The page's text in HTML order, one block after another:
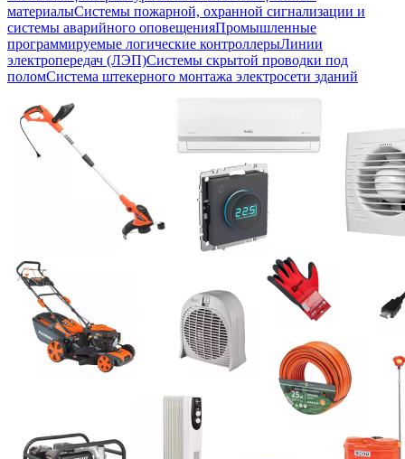
материалыСистемы пожарной, охранной сигнализации и
системы аварийного оповещенияПромышленные
программируемые логические контроллерыЛинии
электропередач (ЛЭП)Системы скрытой проводки под
поломСистема штекерного монтажа электросети зданий